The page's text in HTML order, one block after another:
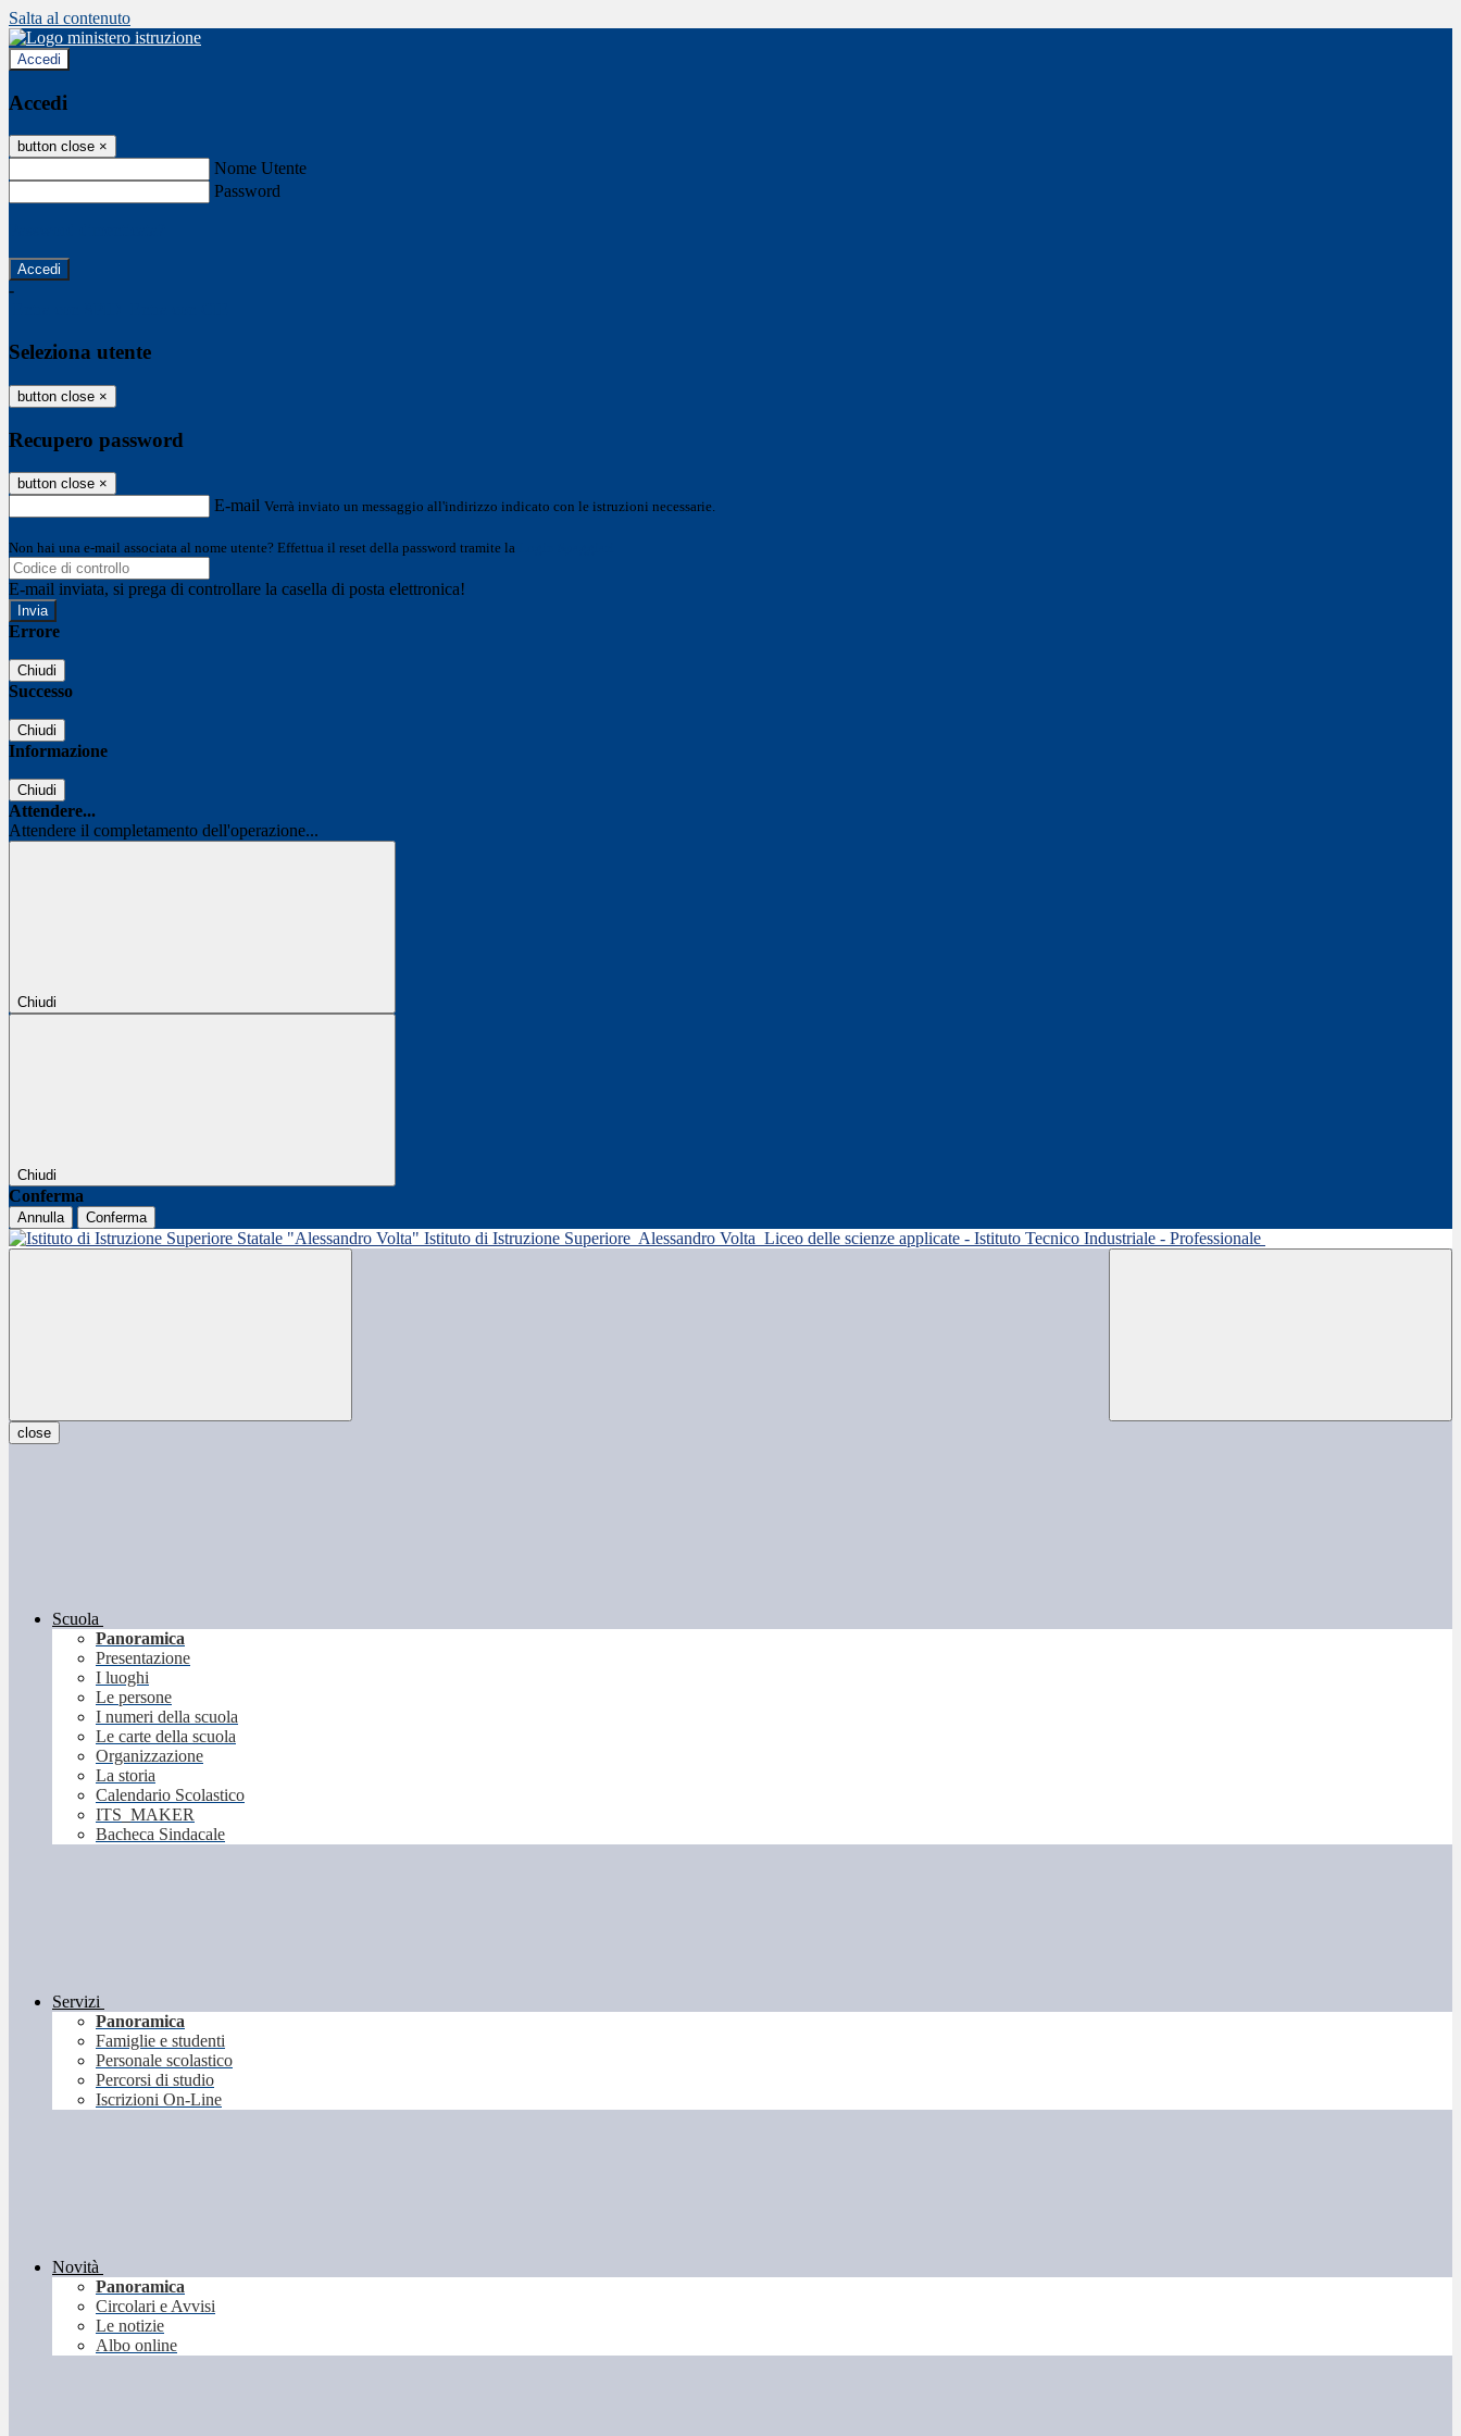
Salta al contenuto
Accedi
Accedi
button close ×
Nome Utente
Password
-
Seleziona utente
button close ×
Recupero password
button close ×
E-mail Verrà inviato un messaggio all'indirizzo indicato con le istruzioni necessarie.
Non hai una e-mail associata al nome utente? Effettua il reset della password tramite la
E-mail inviata, si prega di controllare la casella di posta elettronica!
Errore
Chiudi
Successo
Chiudi
Informazione
Chiudi
Attendere...
Attendere il completamento dell'operazione...
Chiudi
Chiudi
Conferma
Annulla Conferma
Istituto di Istruzione Superiore Alessandro Volta Liceo delle scienze applicate - Istituto Tecnico Industriale - Professionale
close
Scuola
Panoramica
Presentazione
I luoghi
Le persone
I numeri della scuola
Le carte della scuola
Organizzazione
La storia
Calendario Scolastico
ITS_MAKER
Bacheca Sindacale
Servizi
Panoramica
Famiglie e studenti
Personale scolastico
Percorsi di studio
Iscrizioni On-Line
Novità
Panoramica
Circolari e Avvisi
Le notizie
Albo online